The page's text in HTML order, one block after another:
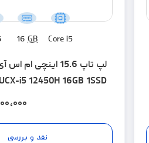
Core i5
16GB
i5 12450H 16GB 1SSD
نقد و بررسی